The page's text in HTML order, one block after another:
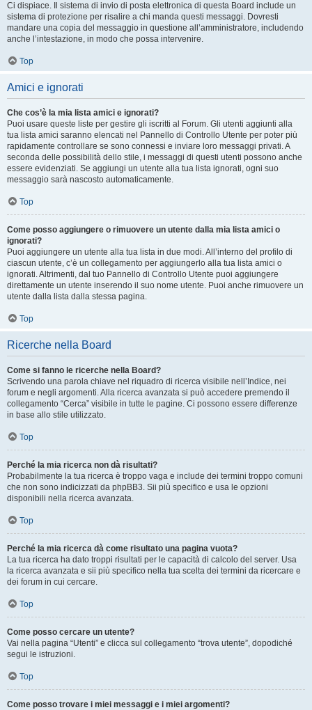
Ci dispiace. Il sistema di invio di posta elettronica di questa Board include un
sistema di protezione per risalire a chi manda questi messaggi. Dovresti
mandare una copia del messaggio in questione all’amministratore, includendo
anche l’intestazione, in modo che possa intervenire.
Top
Amici e ignorati
Che cos’è la mia lista amici e ignorati?
Puoi usare queste liste per gestire gli iscritti al Forum. Gli utenti aggiunti alla
tua lista amici saranno elencati nel Pannello di Controllo Utente per poter più
rapidamente controllare se sono connessi e inviare loro messaggi privati. A
seconda delle possibilità dello stile, i messaggi di questi utenti possono anche
essere evidenziati. Se aggiungi un utente alla tua lista ignorati, ogni suo
messaggio sarà nascosto automaticamente.
Top
Come posso aggiungere o rimuovere un utente dalla mia lista amici o
ignorati?
Puoi aggiungere un utente alla tua lista in due modi. All’interno del profilo di
ciascun utente, c’è un collegamento per aggiungerlo alla tua lista amici o
ignorati. Altrimenti, dal tuo Pannello di Controllo Utente puoi aggiungere
direttamente un utente inserendo il suo nome utente. Puoi anche rimuovere un
utente dalla lista dalla stessa pagina.
Top
Ricerche nella Board
Come si fanno le ricerche nella Board?
Scrivendo una parola chiave nel riquadro di ricerca visibile nell’Indice, nei
forum e negli argomenti. Alla ricerca avanzata si può accedere premendo il
collegamento “Cerca” visibile in tutte le pagine. Ci possono essere differenze
in base allo stile utilizzato.
Top
Perché la mia ricerca non dà risultati?
Probabilmente la tua ricerca è troppo vaga e include dei termini troppo comuni
che non sono indicizzati da phpBB3. Sii più specifico e usa le opzioni
disponibili nella ricerca avanzata.
Top
Perché la mia ricerca dà come risultato una pagina vuota?
La tua ricerca ha dato troppi risultati per le capacità di calcolo del server. Usa
la ricerca avanzata e sii più specifico nella tua scelta dei termini da ricercare e
dei forum in cui cercare.
Top
Come posso cercare un utente?
Vai nella pagina “Utenti” e clicca sul collegamento “trova utente”, dopodiché
segui le istruzioni.
Top
Come posso trovare i miei messaggi e i miei argomenti?